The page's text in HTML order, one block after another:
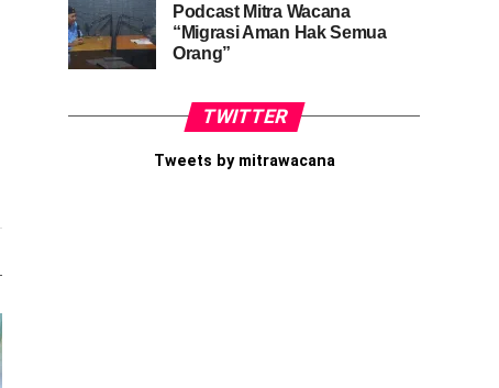
Podcast Mitra Wacana
“Migrasi Aman Hak Semua
Orang”
TWITTER
Tweets by mitrawacana